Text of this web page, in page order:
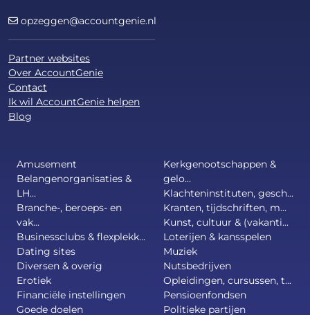
opzeggen@accountgenie.nl
Partner websites
Over AccountGenie
Contact
Ik wil AccountGenie helpen
Blog
Amusement
Belangenorganisaties &
LH...
Branche-, beroeps- en
vak...
Businessclubs & flexplekk...
Dating sites
Diversen & overig
Erotiek
Financiële instellingen
Goede doelen
Kerkgenootschappen &
gelo...
Klachteninstituten, gesch...
Kranten, tijdschriften, m...
Kunst, cultuur & (vakanti...
Loterijen & kansspelen
Muziek
Nutsbedrijven
Opleidingen, cursussen, t...
Pensioenfondsen
Politieke partijen